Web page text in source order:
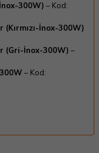
300W) – Kod:
İnox-300W)
(Gri-İnox-300W) –
– Kod: